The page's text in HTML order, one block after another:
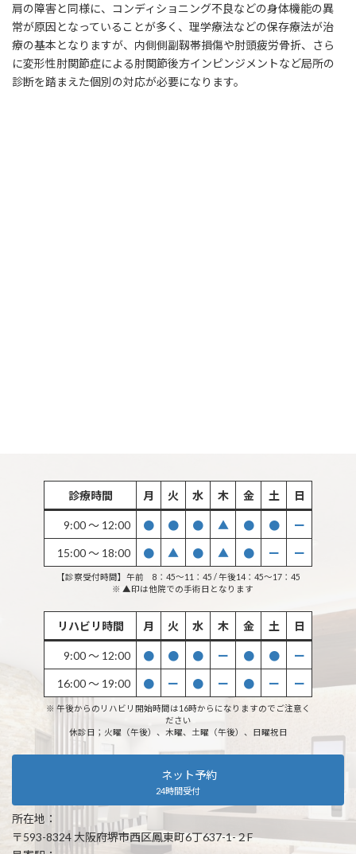
肩の障害と同様に、コンディショニング不良などの身体機能の異
常が原因となっていることが多く、理学療法などの保存療法が治
療の基本となりますが、内側側副靱帯損傷や肘頭疲労骨折、さら
に変形性肘関節症による肘関節後方インピンジメントなど局所の
診断を踏まえた個別の対応が必要になります。
診療時間 月 火 水 木 金 土 日
9:00 〜 12:00 ● ● ● ▲ ● ● ー
15:00 〜 18:00 ● ▲ ● ▲ ● ー ー
【診察受付時間】午前 8：45〜11：45 / 午後14：45〜17：45
※ ▲印は他院での手術日となります
リハビリ時間 月 火 水 木 金 土 日
9:00 〜 12:00 ● ● ● ー ● ● ー
16:00 〜 19:00 ● ー ● ー ● ー ー
※ 午後からのリハビリ開始時間は16時からになりますのでご注意く
ださい
休診日；火曜（午後）、木曜、土曜（午後）、日曜祝日
ネット予約
24時間受付
所在地：
〒593-8324 大阪府堺市西区鳳東町6丁637-1-２F